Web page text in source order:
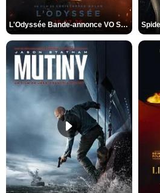
L'Odyssée Bande-annonce VO STFR